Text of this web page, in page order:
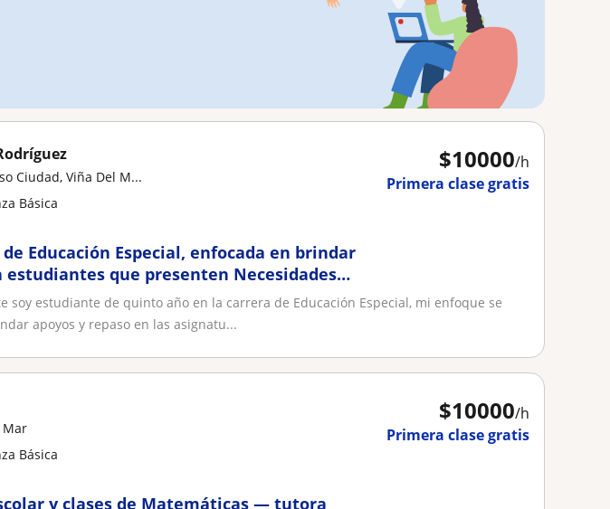
$10000/h
Primera clase gratis
Ciudad, Viña Del M...
Básica
Educación Especial, enfocada en brindar
estudiantes que presenten Necesidades
Especiales
soy estudiante de quinto año en la carrera de Educación Especial, mi enfoque se
apoyos y repaso en las asignatu...
$10000/h
Primera clase gratis
Mar
Básica
y clases de Matemáticas — tutora